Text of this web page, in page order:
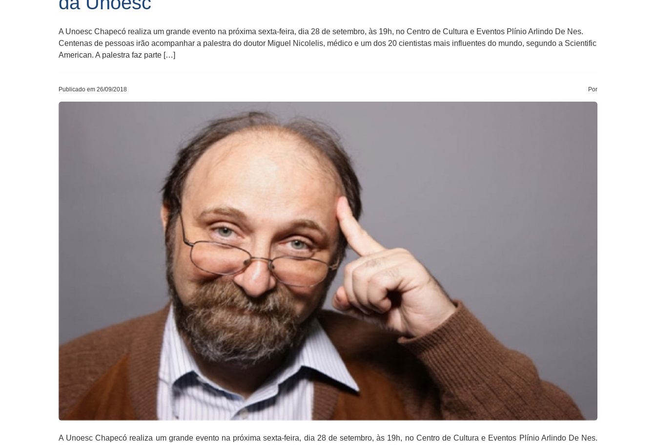
A Unoesc Chapecó realiza um grande evento na próxima sexta-feira, dia 28 de setembro, às 19h, no Centro de Cultura e Eventos Plínio Arlindo De Nes.
Centenas de pessoas irão acompanhar a palestra do doutor Miguel Nicolelis, médico e um dos 20 cientistas mais influentes do mundo, segundo a Scientific
American. A palestra faz parte […]
Publicado em 26/09/2018 Por
A Unoesc Chapecó realiza um grande evento na próxima sexta-feira, dia 28 de setembro, às 19h, no Centro de Cultura e Eventos Plínio Arlindo De Nes.